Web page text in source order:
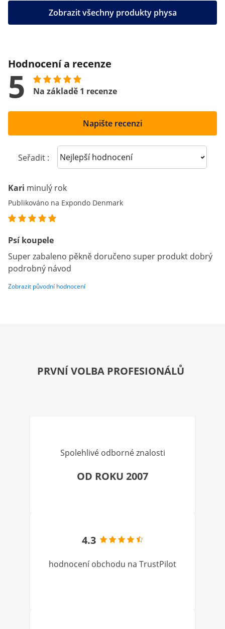
Zobrazit všechny produkty physa
Hodnocení a recenze
5 Na základě 1 recenze
Napište recenzi
Seřadit : Sort reviews
Kari minulý rok
Publikováno na Expondo Denmark
Psí koupele
Super zabaleno pěkně doručeno super produkt dobrý
podrobný návod
Zobrazit původní hodnocení
PRVNÍ VOLBA PROFESIONÁLŮ
Spolehlivé odborné znalosti
OD ROKU 2007
4.3
hodnocení obchodu na TrustPilot